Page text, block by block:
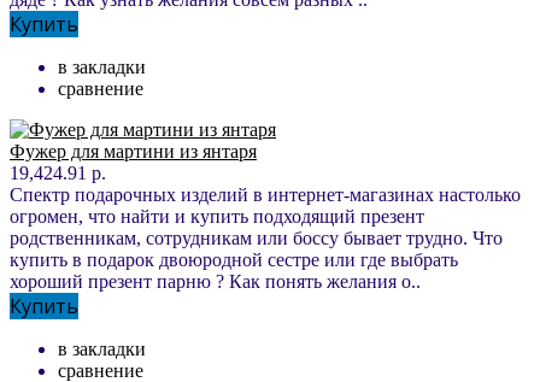
Купить
в закладки
сравнение
Фужер для мартини из янтаря
19,424.91 р.
Спектр подарочных изделий в интернет-магазинах настолько
огромен, что найти и купить подходящий презент
родственникам, сотрудникам или боссу бывает трудно. Что
купить в подарок двоюродной сестре или где выбрать
хороший презент парню ? Как понять желания о..
Купить
в закладки
сравнение